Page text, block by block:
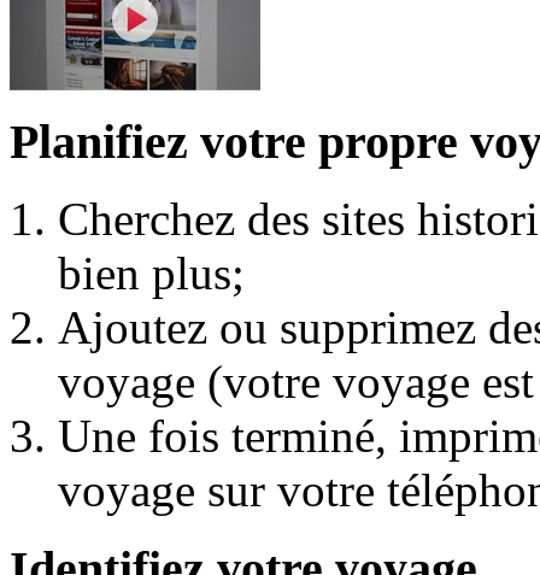
Planifiez votre propre
Cherchez des sites
bien plus;
Ajoutez ou supprimez
voyage (votre voyage
Une fois terminé,
voyage sur votre